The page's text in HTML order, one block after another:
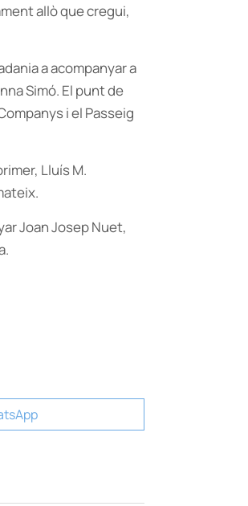
allò que cregui,
a acompanyar a
Simó. El punt de
i el Passeig
Lluís M.
Joan Josep Nuet,